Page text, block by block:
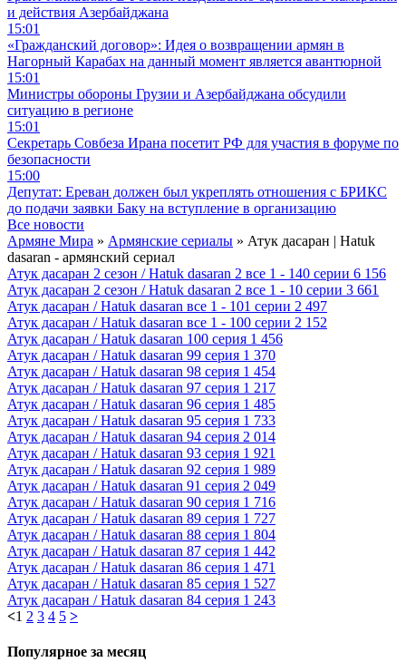
и действия Азербайджана
15:01
«Гражданский договор»: Идея о возвращении армян в
Нагорный Карабах на данный момент является авантюрной
15:01
Министры обороны Грузии и Азербайджана обсудили
ситуацию в регионе
15:01
Секретарь Совбеза Ирана посетит РФ для участия в форуме по
безопасности
15:00
Депутат: Ереван должен был укреплять отношения с БРИКС
до подачи заявки Баку на вступление в организацию
Все новости
Армяне Мира » Армянские сериалы » Атук дасаран | Hatuk
dasaran - армянский сериал
Атук дасаран 2 сезон / Hatuk dasaran 2 все 1 - 140 серии 6 156
Атук дасаран 2 сезон / Hatuk dasaran 2 все 1 - 10 серии 3 661
Атук дасаран / Hatuk dasaran все 1 - 101 серии 2 497
Атук дасаран / Hatuk dasaran все 1 - 100 серии 2 152
Атук дасаран / Hatuk dasaran 100 серия 1 456
Атук дасаран / Hatuk dasaran 99 серия 1 370
Атук дасаран / Hatuk dasaran 98 серия 1 454
Атук дасаран / Hatuk dasaran 97 серия 1 217
Атук дасаран / Hatuk dasaran 96 серия 1 485
Атук дасаран / Hatuk dasaran 95 серия 1 733
Атук дасаран / Hatuk dasaran 94 серия 2 014
Атук дасаран / Hatuk dasaran 93 серия 1 921
Атук дасаран / Hatuk dasaran 92 серия 1 989
Атук дасаран / Hatuk dasaran 91 серия 2 049
Атук дасаран / Hatuk dasaran 90 серия 1 716
Атук дасаран / Hatuk dasaran 89 серия 1 727
Атук дасаран / Hatuk dasaran 88 серия 1 804
Атук дасаран / Hatuk dasaran 87 серия 1 442
Атук дасаран / Hatuk dasaran 86 серия 1 471
Атук дасаран / Hatuk dasaran 85 серия 1 527
Атук дасаран / Hatuk dasaran 84 серия 1 243
<1 2 3 4 5 >
Популярное за месяц